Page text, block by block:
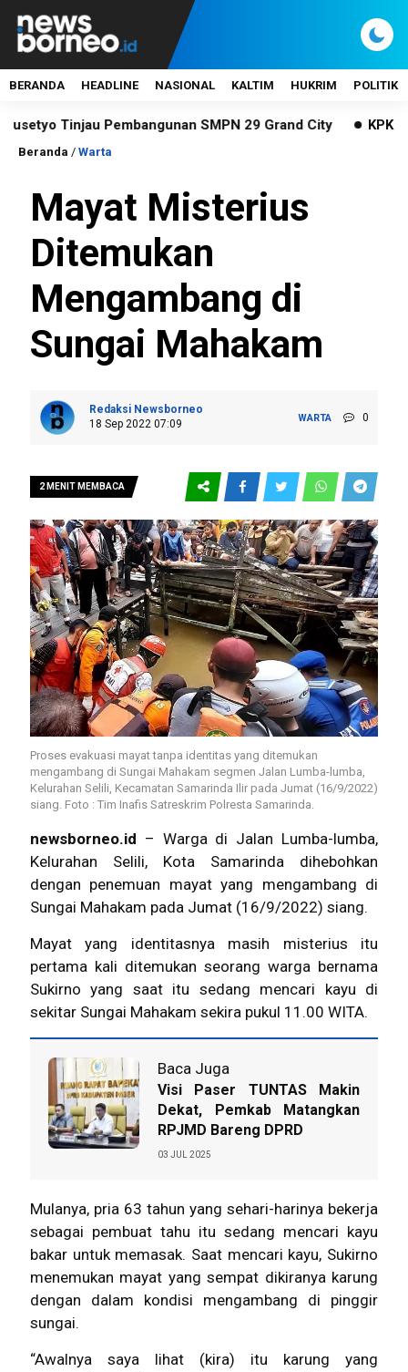
BERANDA HEADLINE NASIONAL KALTIM HUKRIM POLITIK
Tinjau Pembangunan SMPN 29 Grand City KPK Dalami
Beranda / Warta
Mayat Misterius
Ditemukan
Mengambang di
Sungai Mahakam
Redaksi Newsborneo
18 Sep 2022 07:09
WARTA 0
2 MENIT MEMBACA
Proses evakuasi mayat tanpa identitas yang ditemukan
mengambang di Sungai Mahakam segmen Jalan Lumba-lumba,
Kelurahan Selili, Kecamatan Samarinda Ilir pada Jumat (16/9/2022)
siang. Foto : Tim Inafis Satreskrim Polresta Samarinda.
newsborneo.id – Warga di Jalan Lumba-lumba,
Kelurahan Selili, Kota Samarinda dihebohkan
dengan penemuan mayat yang mengambang di
Sungai Mahakam pada Jumat (16/9/2022) siang.
Mayat yang identitasnya masih misterius itu
pertama kali ditemukan seorang warga bernama
Sukirno yang saat itu sedang mencari kayu di
sekitar Sungai Mahakam sekira pukul 11.00 WITA.
Baca Juga
Visi Paser TUNTAS Makin
Dekat, Pemkab Matangkan
RPJMD Bareng DPRD
03 JUL 2025
Mulanya, pria 63 tahun yang sehari-harinya bekerja
sebagai pembuat tahu itu sedang mencari kayu
bakar untuk memasak. Saat mencari kayu, Sukirno
menemukan mayat yang sempat dikiranya karung
dengan dalam kondisi mengambang di pinggir
sungai.
“Awalnya saya lihat (kira) itu karung yang